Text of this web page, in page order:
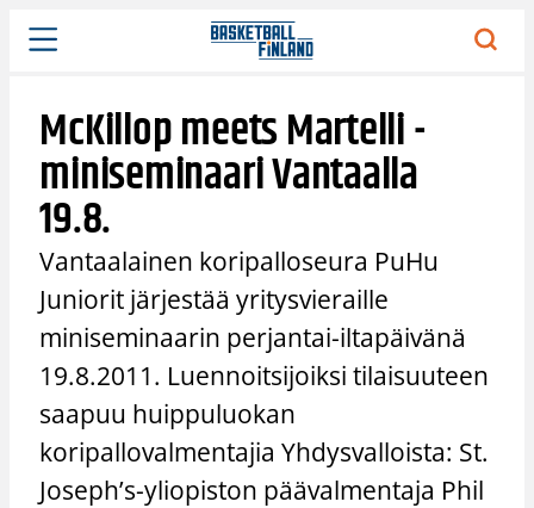
Siirry
sisältöön
McKillop meets Martelli -
miniseminaari Vantaalla
19.8.
Vantaalainen koripalloseura PuHu
Juniorit järjestää yritysvieraille
miniseminaarin perjantai-iltapäivänä
19.8.2011. Luennoitsijoiksi tilaisuuteen
saapuu huippuluokan
koripallovalmentajia Yhdysvalloista: St.
Joseph’s-yliopiston päävalmentaja Phil